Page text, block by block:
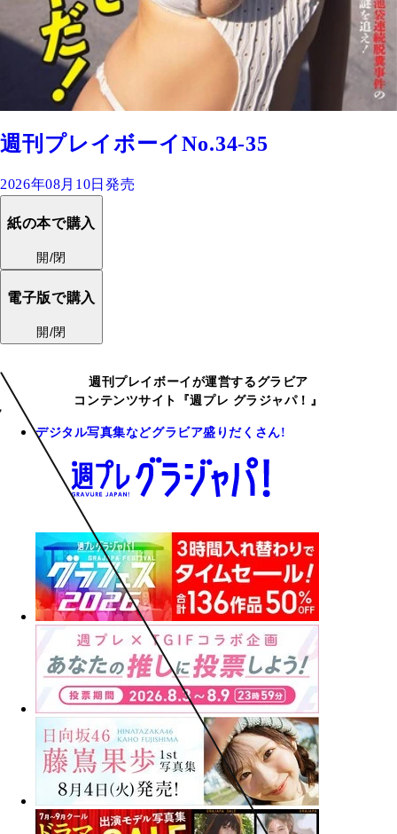
週刊プレイボーイNo.34-35
2026年08月10日発売
紙の本で購入
開/閉
電子版で購入
開/閉
週刊プレイボーイが運営するグラビア
コンテンツサイト『週プレ グラジャパ！』
デジタル写真集などグラビア盛りだくさん!